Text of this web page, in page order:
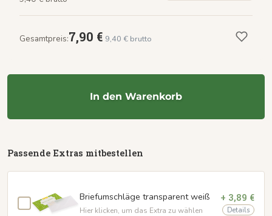
Gesamtpreis:7,90 € 9,40 € brutto
In den Warenkorb
Passende Extras mitbestellen
Briefumschläge transparent weiß
Hier klicken, um das Extra zu wählen
+ 3,89 €
Details